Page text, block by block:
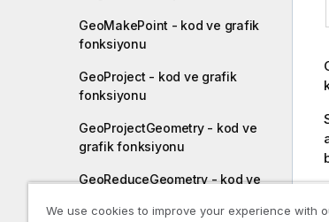
GeoMakePoint - kod ve grafik
fonksiyonu
GeoProject - kod ve grafik
fonksiyonu
GeoProjectGeometry - kod ve
grafik fonksiyonu
GeoReduceGeometry - kod ve
We use cookies to improve your experience with